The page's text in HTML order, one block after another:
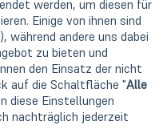
werden, um diesen für
Einige von ihnen sind
während andere uns dabei
zu bieten und
den Einsatz der nicht
auf die Schaltfläche "Alle
diese Einstellungen
nachträglich jederzeit